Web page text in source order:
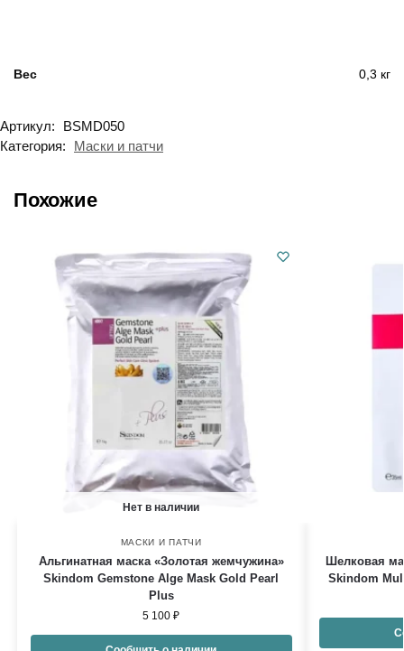
Вес 0,3 кг
Артикул:
BSMD050
Категория:
Маски и патчи
Похожие
Нет в наличии
МАСКИ И ПАТЧИ
Альгинатная маска «Золотая жемчужина»
Skindom Gemstone Alge Mask Gold Pearl
Plus
5 100₽
Шелковая
Skindom